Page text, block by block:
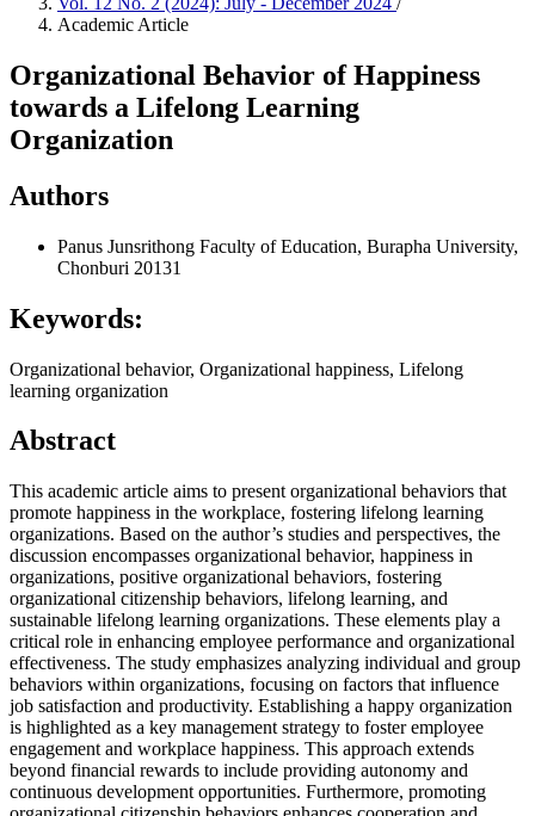
Academic Article
Organizational Behavior of Happiness
towards a Lifelong Learning
Organization
Authors
Panus Junsrithong Faculty of Education, Burapha University,
Chonburi 20131
Keywords:
Organizational behavior, Organizational happiness, Lifelong
learning organization
Abstract
This academic article aims to present organizational behaviors that
promote happiness in the workplace, fostering lifelong learning
organizations. Based on the author’s studies and perspectives, the
discussion encompasses organizational behavior, happiness in
organizations, positive organizational behaviors, fostering
organizational citizenship behaviors, lifelong learning, and
sustainable lifelong learning organizations. These elements play a
critical role in enhancing employee performance and organizational
effectiveness. The study emphasizes analyzing individual and group
behaviors within organizations, focusing on factors that influence
job satisfaction and productivity. Establishing a happy organization
is highlighted as a key management strategy to foster employee
engagement and workplace happiness. This approach extends
beyond financial rewards to include providing autonomy and
continuous development opportunities. Furthermore, promoting